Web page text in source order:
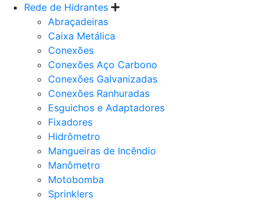
Rede de Hidrantes
Abraçadeiras
Caixa Metálica
Conexões
Conexões Aço Carbono
Conexões Galvanizadas
Conexões Ranhuradas
Esguichos e Adaptadores
Fixadores
Hidrômetro
Mangueiras de Incêndio
Manômetro
Motobomba
Sprinklers